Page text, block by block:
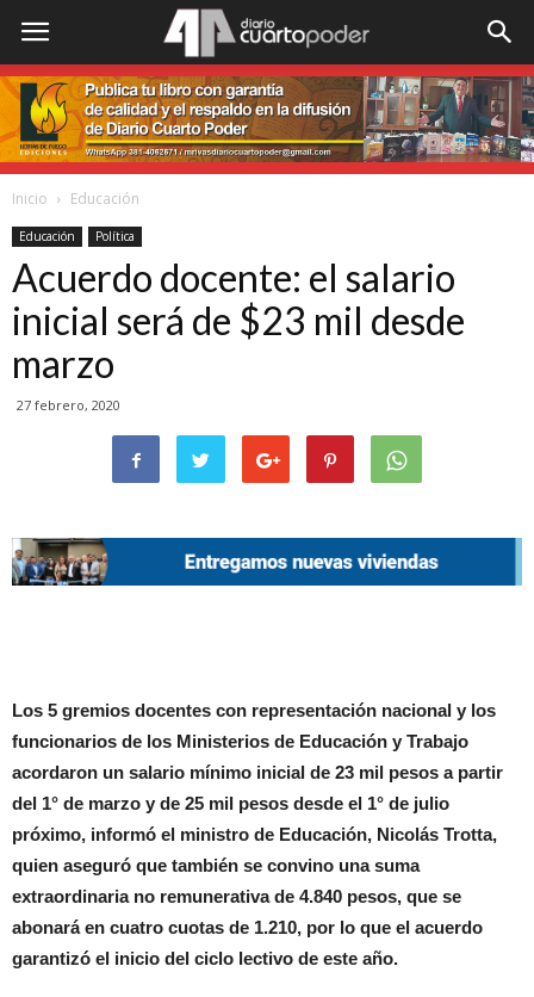
Inicio Educación
Educación Política
Acuerdo docente: el salario
inicial será de $23 mil desde
marzo
27 febrero, 2020
Los 5 gremios docentes con representación nacional y los
funcionarios de los Ministerios de Educación y Trabajo
acordaron un salario mínimo inicial de 23 mil pesos a partir
del 1° de marzo y de 25 mil pesos desde el 1° de julio
próximo, informó el ministro de Educación, Nicolás Trotta,
quien aseguró que también se convino una suma
extraordinaria no remunerativa de 4.840 pesos, que se
abonará en cuatro cuotas de 1.210, por lo que el acuerdo
garantizó el inicio del ciclo lectivo de este año.